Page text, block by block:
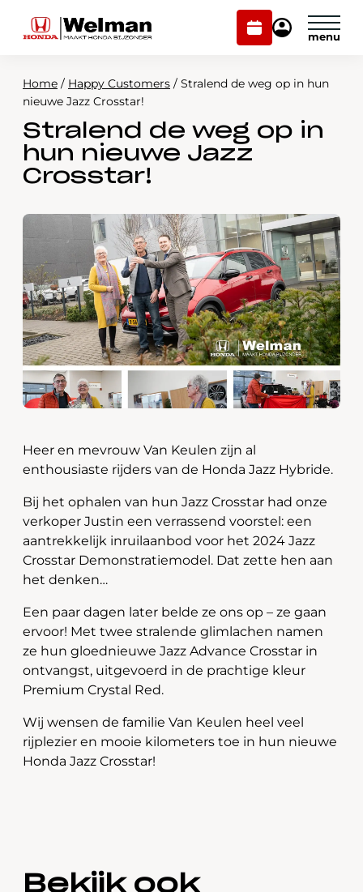
Plan
onderhoud
Mijn
Modellen
Voorraad
Onderhoud en service
Over ons
Contact
Plan onderhoud
Mijn Honda Welman
Home / Happy Customers / Stralend de weg op in hun
nieuwe Jazz Crosstar!
Stralend de weg op in
hun nieuwe Jazz
Crosstar!
Heer en mevrouw Van Keulen zijn al
enthousiaste rijders van de Honda Jazz Hybride.
Bij het ophalen van hun Jazz Crosstar had onze
verkoper Justin een verrassend voorstel: een
aantrekkelijk inruilaanbod voor het 2024 Jazz
Crosstar Demonstratiemodel. Dat zette hen aan
het denken…
Een paar dagen later belde ze ons op – ze gaan
ervoor! Met twee stralende glimlachen namen
ze hun gloednieuwe Jazz Advance Crosstar in
ontvangst, uitgevoerd in de prachtige kleur
Premium Crystal Red.
Wij wensen de familie Van Keulen heel veel
rijplezier en mooie kilometers toe in hun nieuwe
Honda Jazz Crosstar!
Bekijk ook